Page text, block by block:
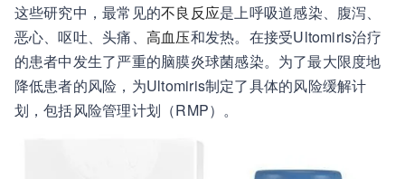
这些研究中，最常见的不良反应是上呼吸道感染、腹泻、
恶心、呕吐、头痛、 高血压和发热。在接受Ultomiris治疗
的患者中发生了严重的脑膜炎球菌感染。为了最大限度地
降低患者的风险，为Ultomiris制定了具体的风险缓解计
划，包括风险管理计划（RMP）。